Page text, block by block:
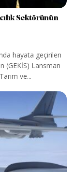
Sektörünün
hayata geçirilen
(GEKİS) Lansman
ve...